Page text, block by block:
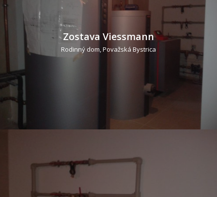
Zostava Viessmann
Rodinný dom, Považská Bystrica